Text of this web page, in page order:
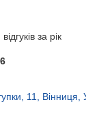
за рік
11, Вінниця,